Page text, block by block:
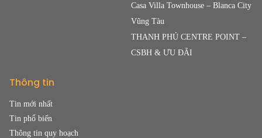
Casa Villa Townhouse – Blanca City
Vũng Tàu
THANH PHÚ CENTRE POINT –
CSBH & ƯU ĐÃI
Thông tin
Tin mới nhất
Tin phổ biến
Thông tin quy hoạch